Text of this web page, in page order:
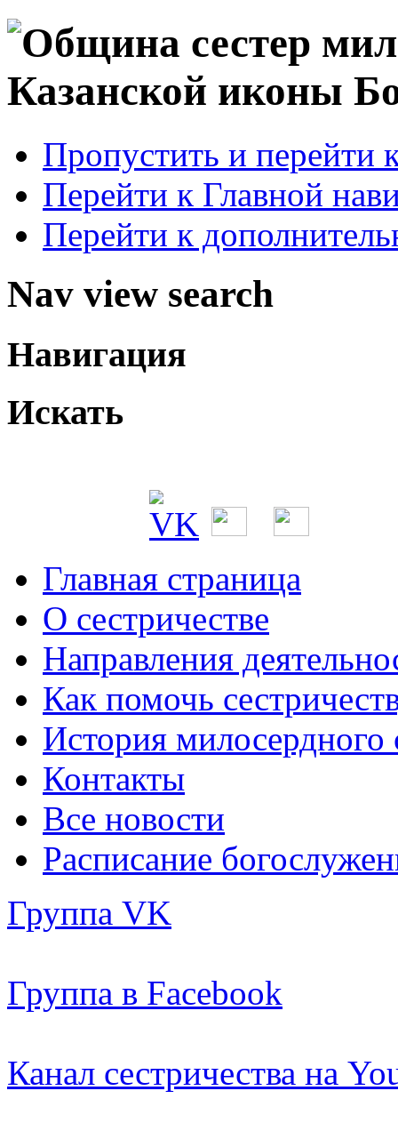
Пропустить и перейти
Перейти к Главной
Перейти к
Nav view search
Навигация
Искать
Главная страница
О сестричестве
Направления
Как помочь
История милосердного
Контакты
Все новости
Расписание
Группа VK
Группа в Facebook
Канал сестричества на